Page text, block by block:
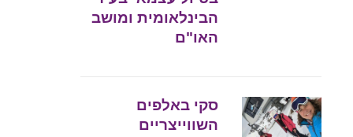
הבינלאומית ומושב
האו"ם
סקי באלפים
השווייצריים